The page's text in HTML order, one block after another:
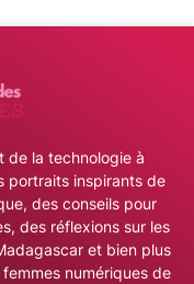
de la technologie à
portraits inspirants de
des conseils pour
des réflexions sur les
et bien plus
numériques de